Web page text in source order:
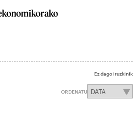
Ez dago iruzkinik
ORDENATU